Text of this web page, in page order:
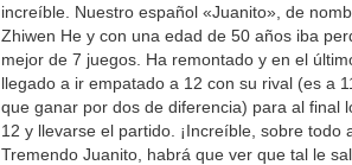
increíble. Nuestro español «Juanito», de
Zhiwen He y con una edad de 50 años iba
mejor de 7 juegos. Ha remontado y en el
llegado a ir empatado a 12 con su rival (es a
que ganar por dos de diferencia) para al final
12 y llevarse el partido. ¡Increíble, sobre todo
Tremendo Juanito, habrá que ver que tal le